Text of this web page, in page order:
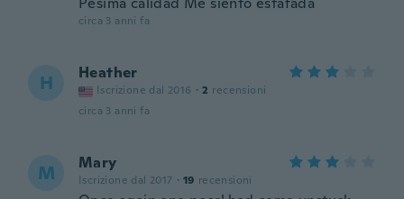
circa 3 anni fa
H Heather
Iscrizione dal 2016 · 2 recensioni
circa 3 anni fa
M Mary
Iscrizione dal 2017 · 19 recensioni